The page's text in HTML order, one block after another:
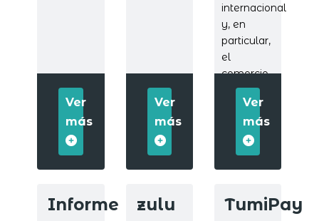
Ver
más
Ver
más
internacional
y, en
particular,
el
comercio
electrónico.
Ver
más
Informe
zulu
TumiPay